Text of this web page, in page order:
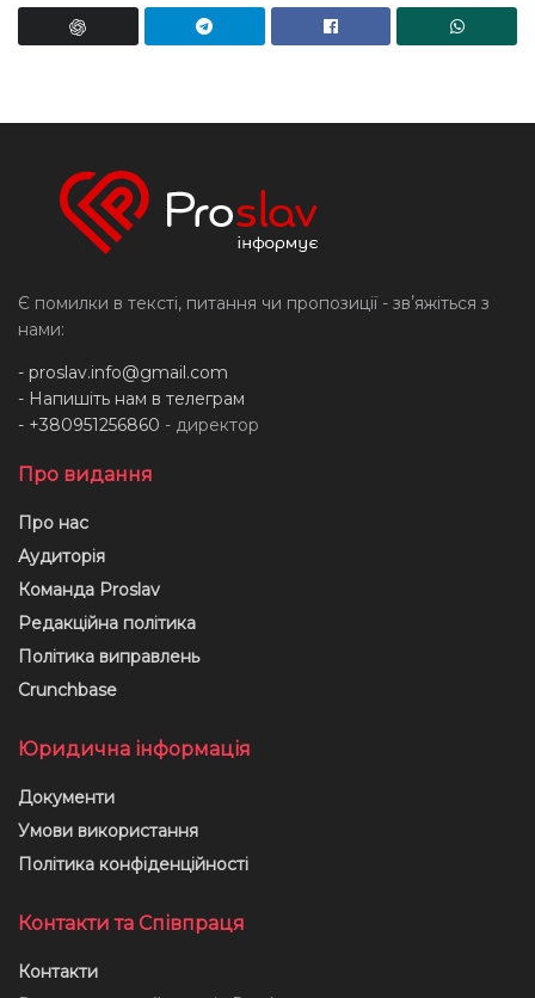
Є помилки в тексті, питання чи пропозиції - звʼяжіться з
нами:
- proslav.info@gmail.com
- Напишіть нам в телеграм
- +380951256860 - директор
Про видання
Про нас
Аудиторія
Команда Proslav
Редакційна політика
Політика виправлень
Crunchbase
Юридична інформація
Документи
Умови використання
Політика конфіденційності
Контакти та Співпраця
Контакти